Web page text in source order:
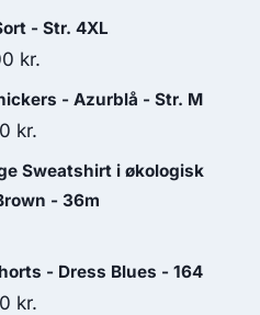
price
is:
- Str. 4XL
kr.
price- Azurblå - Str. M
kr..
kr.
price
is:
Sweatshirt i økologisk
- 36m
- Dress Blues - 164
kr.